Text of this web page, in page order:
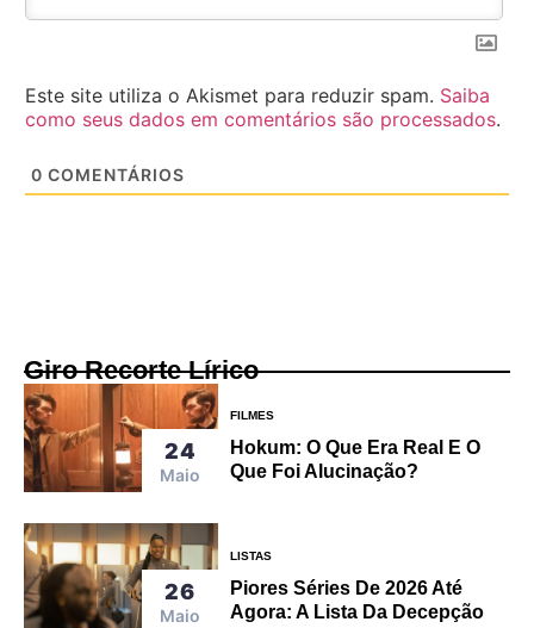
Este site utiliza o Akismet para reduzir spam. Saiba
como seus dados em comentários são processados.
0 COMENTÁRIOS
Giro Recorte Lírico
24
Maio
FILMES
Hokum: O Que Era Real E O
Que Foi Alucinação?
26
Maio
LISTAS
Piores Séries De 2026 Até
Agora: A Lista Da Decepção